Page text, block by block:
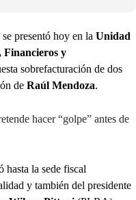
se presentó hoy en la Unidad
Financieros y
sobrefacturación de dos
de Raúl Mendoza.
hacer “golpe” antes de
hasta la sede fiscal
y también del presidente